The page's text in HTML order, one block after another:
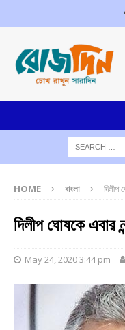
HOME বাংলা দিলীপ
দিলীপ ঘোষকে এবার
May 24, 2020 3:44 pm